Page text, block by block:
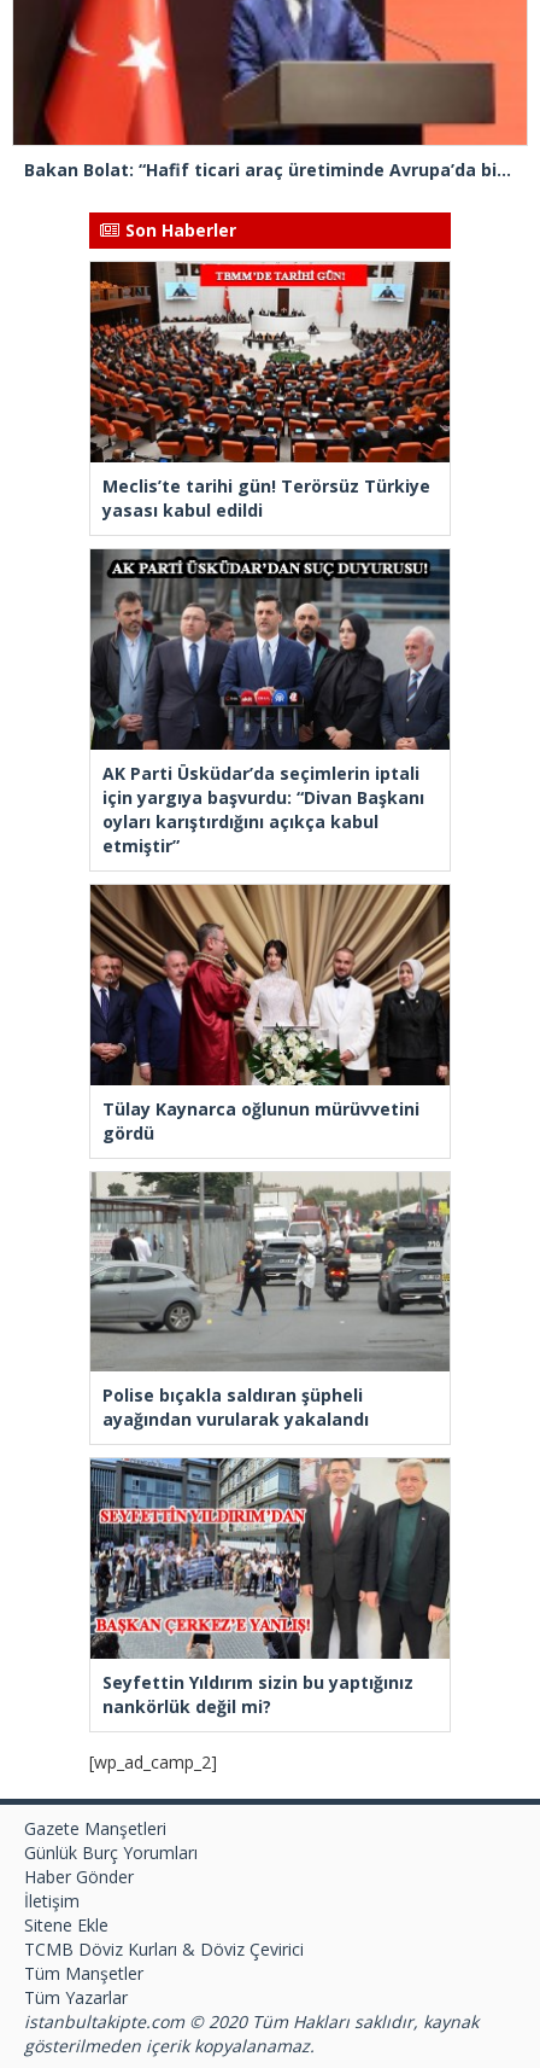
Bakan Bolat: “Hafif ticari araç üretiminde Avrupa’da birinci sıradayız”
Son Haberler
Meclis’te tarihi gün! Terörsüz Türkiye
yasası kabul edildi
AK Parti Üsküdar’da seçimlerin iptali
için yargıya başvurdu: “Divan Başkanı
oyları karıştırdığını açıkça kabul
etmiştir”
Tülay Kaynarca oğlunun mürüvvetini
gördü
Polise bıçakla saldıran şüpheli
ayağından vurularak yakalandı
Seyfettin Yıldırım sizin bu yaptığınız
nankörlük değil mi?
[wp_ad_camp_2]
Gazete Manşetleri
Günlük Burç Yorumları
Haber Gönder
İletişim
Sitene Ekle
TCMB Döviz Kurları & Döviz Çevirici
Tüm Manşetler
Tüm Yazarlar
istanbultakipte.com © 2020 Tüm Hakları saklıdır, kaynak
gösterilmeden içerik kopyalanamaz.